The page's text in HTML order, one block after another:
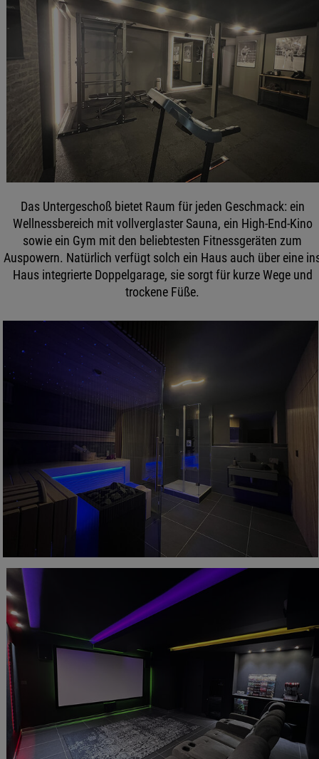
Das Untergeschoß bietet Raum für jeden Geschmack: ein
Wellnessbereich mit vollverglaster Sauna, ein High-End-Kino
sowie ein Gym mit den beliebtesten Fitnessgeräten zum
Auspowern. Natürlich verfügt solch ein Haus auch über eine
Haus integrierte Doppelgarage, sie sorgt für kurze Wege und
trockene Füße.